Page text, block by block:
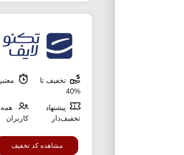
تخفیف تا
%40
معتبر
پیشنهاد
تخفیف‌دار
همه
کاربران
مشاهده کد تخفیف